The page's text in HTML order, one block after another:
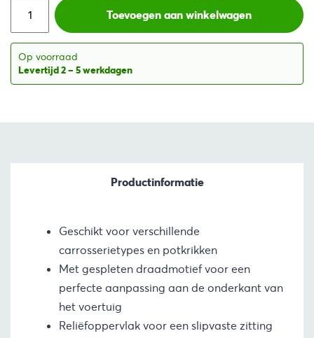
was:
€24,62.
is:
Toevoegen aan winkelwagen
Op voorraad
Levertijd 2 – 5 werkdagen
Productinformatie
Geschikt voor verschillende
carrosserietypes en potkrikken
Met gespleten draadmotief voor een
perfecte aanpassing aan de onderkant van
het voertuig
Reliëfoppervlak voor een slipvaste zitting